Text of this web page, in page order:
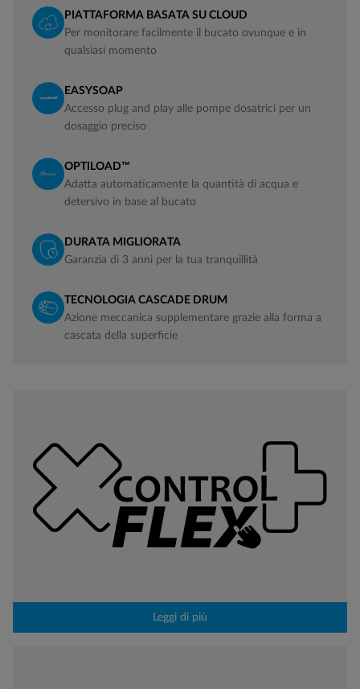
PIATTAFORMA BASATA SU CLOUD
Per monitorare facilmente il bucato ovunque e in
qualsiasi momento
EASYSOAP
Accesso plug and play alle pompe dosatrici per un
dosaggio preciso
OPTILOAD™
Adatta automaticamente la quantità di acqua e
detersivo in base al bucato
DURATA MIGLIORATA
Garanzia di 3 anni per la tua tranquillità
TECNOLOGIA CASCADE DRUM
Azione meccanica supplementare grazie alla forma a
cascata della superficie
Leggi di più